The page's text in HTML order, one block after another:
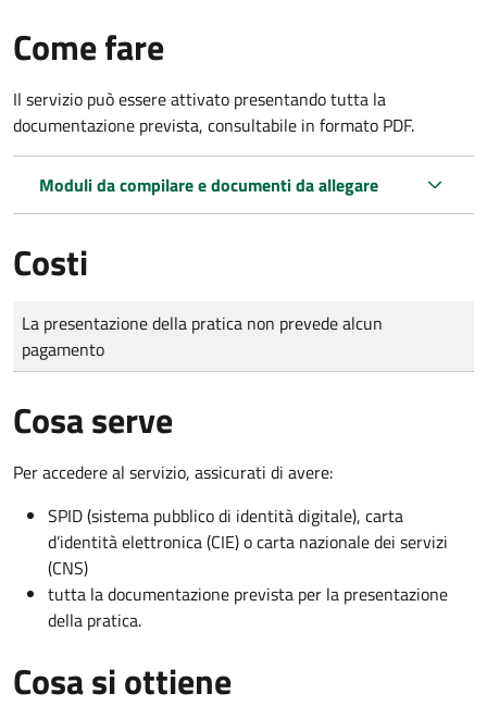
Come fare
Il servizio può essere attivato presentando tutta la
documentazione prevista, consultabile in formato PDF.
Moduli da compilare e documenti da allegare
Costi
Tipo di pagamento
Importo
La presentazione della pratica non prevede alcun
pagamento
Cosa serve
Per accedere al servizio, assicurati di avere:
SPID (sistema pubblico di identità digitale), carta
d’identità elettronica (CIE) o carta nazionale dei servizi
(CNS)
tutta la documentazione prevista per la presentazione
della pratica.
Cosa si ottiene